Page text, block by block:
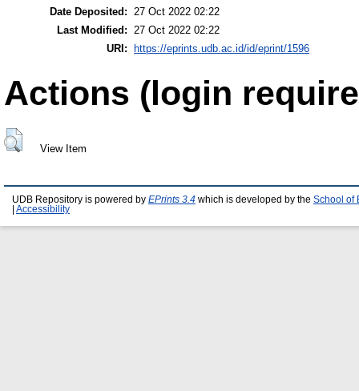
Date Deposited:
27 Oct 2022 02:22
Last Modified:
27 Oct 2022 02:22
URI:
https://eprints.udb.ac.id/id/eprint/1596
Actions (login
View Item
UDB Repository is powered by EPrints 3.4 which is developed by the School of
Accessibility